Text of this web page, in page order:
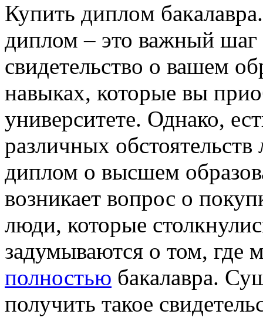
Купить диплoм
диплом – это важный шаг
свидетельство о вашем
навыках, которые вы
университете. Однако,
различных
диплом о высшем
возникает вопрос о
люди, которые
задумываются о том,
полностью бакалавра.
получить такое